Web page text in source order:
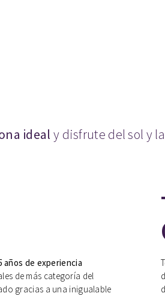
ideal y disfrute del sol y
años de experiencia
de más categoría del
gracias a una inigualable